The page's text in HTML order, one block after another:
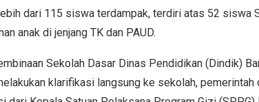
dari 115 siswa terdampak, terdiri atas 52 siswa
anak di jenjang TK dan PAUD.
Sekolah Dasar Dinas Pendidikan (Dindik)
klarifikasi langsung ke sekolah, pemerintah